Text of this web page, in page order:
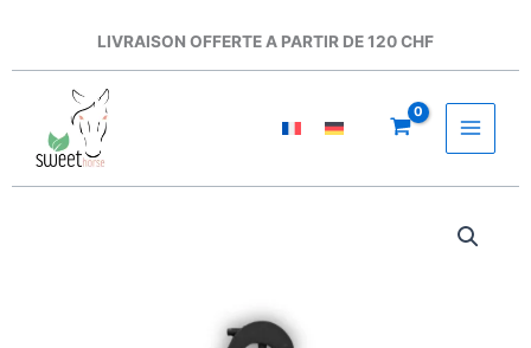
contenu
LIVRAISON OFFERTE A PARTIR DE 120 CHF